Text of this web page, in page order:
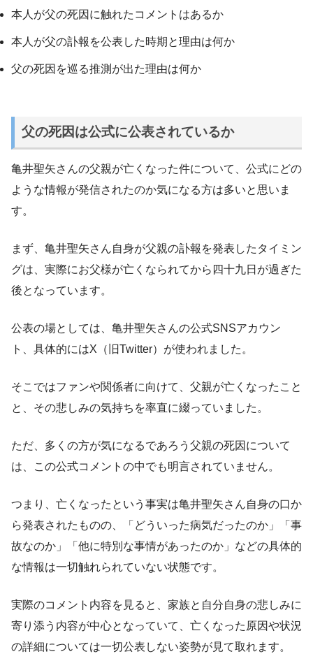
本人が父の死因に触れたコメントはあるか
本人が父の訃報を公表した時期と理由は何か
父の死因を巡る推測が出た理由は何か
父の死因は公式に公表されているか
亀井聖矢さんの父親が亡くなった件について、公式にどの
ような情報が発信されたのか気になる方は多いと思いま
す。
まず、亀井聖矢さん自身が父親の訃報を発表したタイミン
グは、実際にお父様が亡くなられてから四十九日が過ぎた
後となっています。
公表の場としては、亀井聖矢さんの公式SNSアカウン
ト、具体的にはX（旧Twitter）が使われました。
そこではファンや関係者に向けて、父親が亡くなったこと
と、その悲しみの気持ちを率直に綴っていました。
ただ、多くの方が気になるであろう父親の死因について
は、この公式コメントの中でも明言されていません。
つまり、亡くなったという事実は亀井聖矢さん自身の口か
ら発表されたものの、「どういった病気だったのか」「事
故なのか」「他に特別な事情があったのか」などの具体的
な情報は一切触れられていない状態です。
実際のコメント内容を見ると、家族と自分自身の悲しみに
寄り添う内容が中心となっていて、亡くなった原因や状況
の詳細については一切公表しない姿勢が見て取れます。